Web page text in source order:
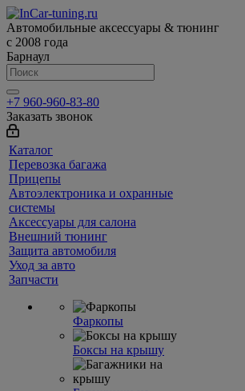
Автомобильные аксессуары & тюнинг
с 2008 года
Барнаул
+7 960-960-83-80
Заказать звонок
Каталог
Перевозка багажа
Прицепы
Автоэлектроника и охранные
системы
Аксессуары для салона
Внешний тюнинг
Защита автомобиля
Уход за авто
Запчасти
Фаркопы
Боксы на крышу